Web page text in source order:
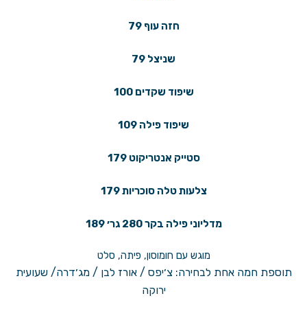
חזה עוף 79
שניצל 79
שיפוד שקדים 100
שיפוד פילה 109
סטייק אנטריקוט 179
צלעות טלה סוכריות 179
מדליוני פילה בקר 280 גר׳ 189
מוגש עם חומוסון, פיתה, סלט
תוספת חמה אחת לבחירה: צ׳יפס / אורז לבן / מג׳דרה/ שעועית
ירוקה